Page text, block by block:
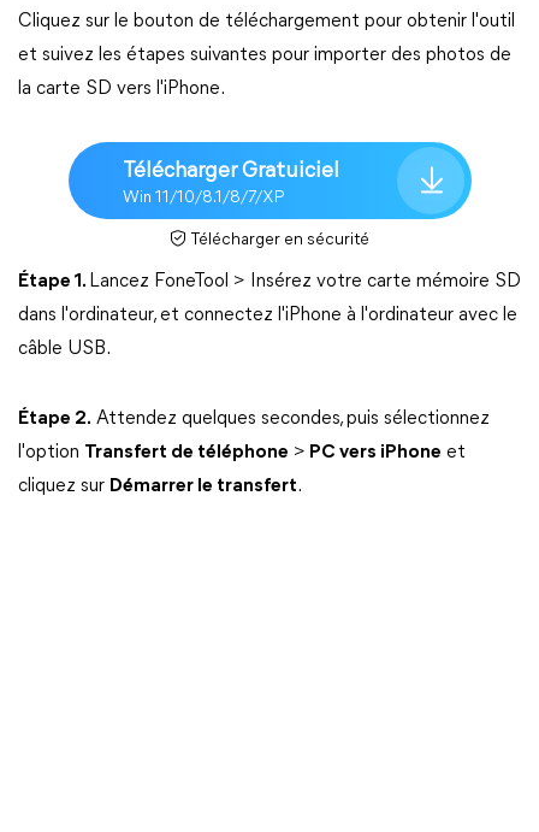
Cliquez sur le bouton de téléchargement pour obtenir l'outil
et suivez les étapes suivantes pour importer des photos de
la carte SD vers l'iPhone.
Télécharger Gratuiciel
Win 11/10/8.1/8/7/XP
Télécharger en sécurité
Étape 1. Lancez FoneTool > Insérez votre carte mémoire SD
dans l'ordinateur, et connectez l'iPhone à l'ordinateur avec le
câble USB.
Étape 2. Attendez quelques secondes, puis sélectionnez
l'option Transfert de téléphone > PC vers iPhone et
cliquez sur Démarrer le transfert.